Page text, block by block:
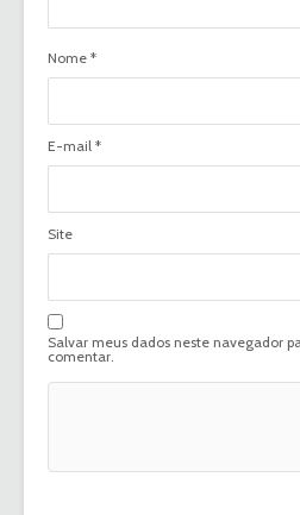
Nome *
E-mail *
Site
Salvar meus dados neste navegador
comentar.